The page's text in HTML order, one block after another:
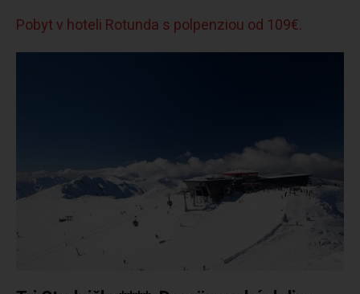
Pobyt v hoteli Rotunda s polpenziou od 109€.